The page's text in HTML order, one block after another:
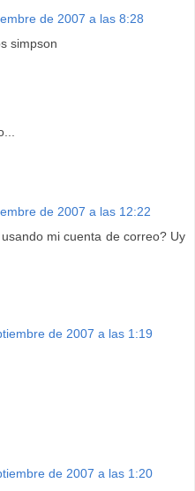
de 2007 a las 8:28
simpson
de 2007 a las 12:22
mi cuenta de correo? Uy
de 2007 a las 1:19
de 2007 a las 1:20